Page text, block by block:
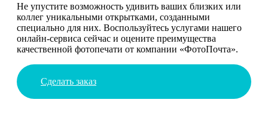
Не упустите возможность удивить ваших близких или
коллег уникальными открытками, созданными
специально для них. Воспользуйтесь услугами нашего
онлайн-сервиса сейчас и оцените преимущества
качественной фотопечати от компании «ФотоПочта».
Сделать заказ